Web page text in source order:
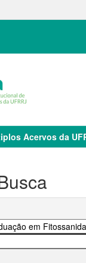
Acervos da